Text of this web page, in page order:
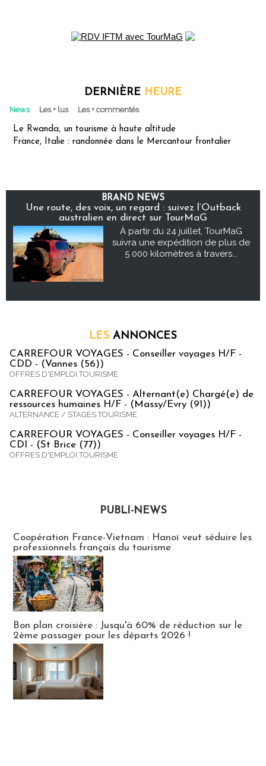
DERNIÈRE HEURE
News Les + lus Les + commentés
Le Rwanda, un tourisme à haute altitude
France, Italie : randonnée dans le Mercantour frontalier
BRAND NEWS
Une route, des voix, un regard : suivez l’Outback
australien en direct sur TourMaG
À partir du 24 juillet, TourMaG
suivra une expédition de plus de
5 000 kilomètres à travers...
LES ANNONCES
CARREFOUR VOYAGES - Conseiller voyages H/F -
CDD - (Vannes (56))
OFFRES D'EMPLOI TOURISME
CARREFOUR VOYAGES - Alternant(e) Chargé(e) de
ressources humaines H/F - (Massy/Evry (91))
ALTERNANCE / STAGES TOURISME
CARREFOUR VOYAGES - Conseiller voyages H/F -
CDI - (St Brice (77))
OFFRES D'EMPLOI TOURISME
PUBLI-NEWS
Coopération France-Vietnam : Hanoï veut séduire les
professionnels français du tourisme
Bon plan croisière : Jusqu'à 60% de réduction sur le
2ème passager pour les départs 2026 !